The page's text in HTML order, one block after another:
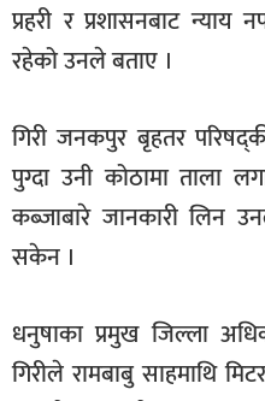
प्रहरी र प्रशासनबाट न्याय
रहेको उनले बताए ।
गिरी जनकपुर बृहतर
पुग्दा उनी कोठामा ताला
कब्जाबारे जानकारी लिन
सकेन ।
धनुषाका प्रमुख जिल्ला
गिरीले रामबाबु साहमाथि